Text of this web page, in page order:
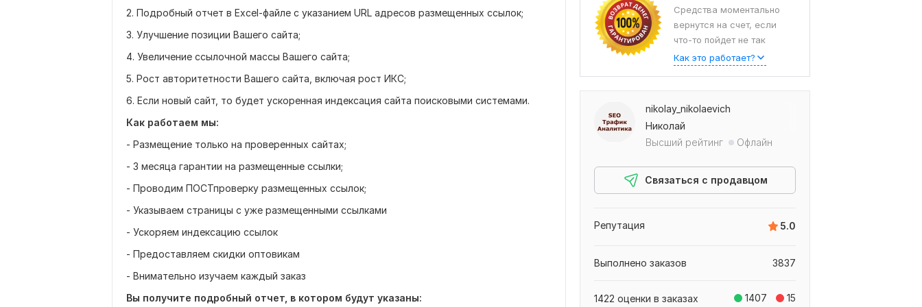
2. Подробный отчет в Excel-файле с указанием URL адресов размещенных ссылок;
3. Улучшение позиции Вашего сайта;
4. Увеличение ссылочной массы Вашего сайта;
5. Рост авторитетности Вашего сайта, включая рост ИКС;
6. Если новый сайт, то будет ускоренная индексация сайта поисковыми системами.
Как работаем мы:
- Размещение только на проверенных сайтах;
- 3 месяца гарантии на размещенные ссылки;
- Проводим ПОСТпроверку размещенных ссылок;
- Указываем страницы с уже размещенными ссылками
- Ускоряем индексацию ссылок
- Предоставляем скидки оптовикам
- Внимательно изучаем каждый заказ
Вы получите подробный отчет, в котором будут указаны:
Средства моментально
вернутся на счет, если
что-то пойдет не так
Как это работает?
nikolay_nikolaevich
Николай
Высший рейтинг
Офлайн
Связаться с продавцом
5.0
Репутация
3837
Выполнено заказов
1407 15
1422 оценки в заказах